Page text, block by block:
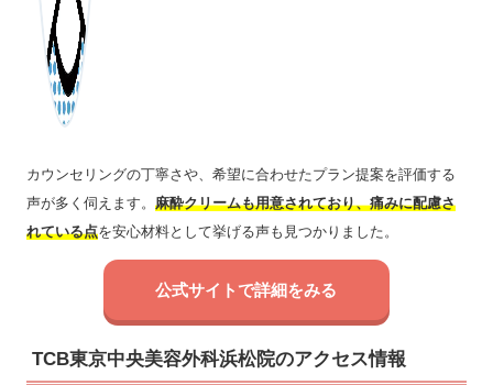
カウンセリングの丁寧さや、希望に合わせたプラン提案を評価する
声が多く伺えます。 麻酔クリームも用意されており、痛みに配慮さ
れている点を安心材料として挙げる声も見つかりました。
公式サイトで詳細をみる
TCB東京中央美容外科浜松院のアクセス情報